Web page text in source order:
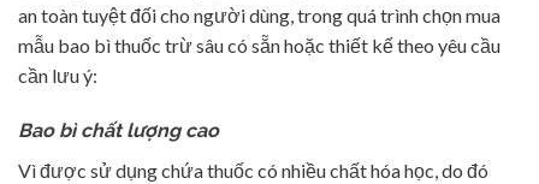
an toàn tuyệt đối cho người dùng, trong quá trình chọn mua
mẫu bao bì thuốc trừ sâu có sẵn hoặc thiết kế theo yêu cầu
cần lưu ý:
Bao bì chất lượng cao
Vì được sử dụng chứa thuốc có nhiều chất hóa học, do đó